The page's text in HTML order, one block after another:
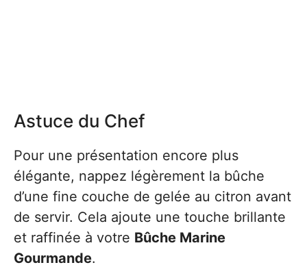
Astuce du Chef
Pour une présentation encore plus
élégante, nappez légèrement la bûche
d’une fine couche de gelée au citron avant
de servir. Cela ajoute une touche brillante
et raffinée à votre Bûche Marine
Gourmande.